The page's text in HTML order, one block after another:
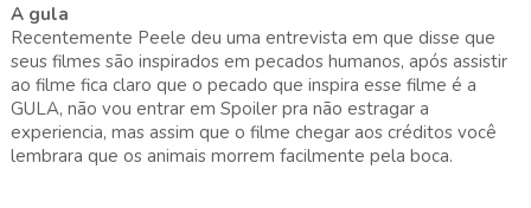
A gula
Recentemente Peele deu uma entrevista em que disse que
seus filmes são inspirados em pecados humanos, após assistir
ao filme fica claro que o pecado que inspira esse filme é a
GULA, não vou entrar em Spoiler pra não estragar a
experiencia, mas assim que o filme chegar aos créditos você
lembrara que os animais morrem facilmente pela boca.